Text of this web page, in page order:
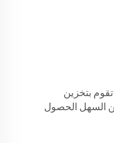
بتخزين
السهل الحصول